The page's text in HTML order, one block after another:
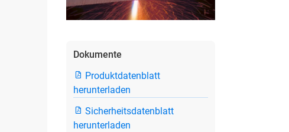
Dokumente
Produktdatenblatt
herunterladen
Sicherheitsdatenblatt
herunterladen